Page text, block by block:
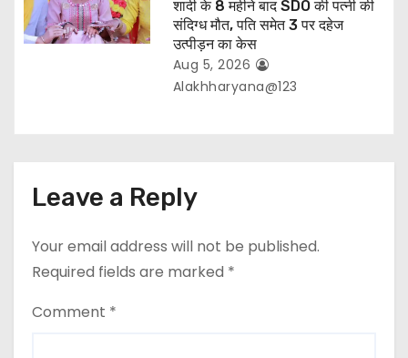
शादी के 8 महीने बाद SDO की पत्नी की
संदिग्ध मौत, पति समेत 3 पर दहेज
उत्पीड़न का केस
Aug 5, 2026
Alakhharyana@123
Leave a Reply
Your email address will not be published.
Required fields are marked *
Comment *